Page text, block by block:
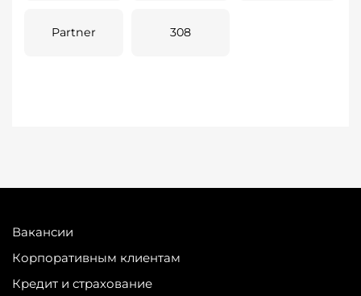
Partner 308
Вакансии
Корпоративным клиентам
Кредит и страхование